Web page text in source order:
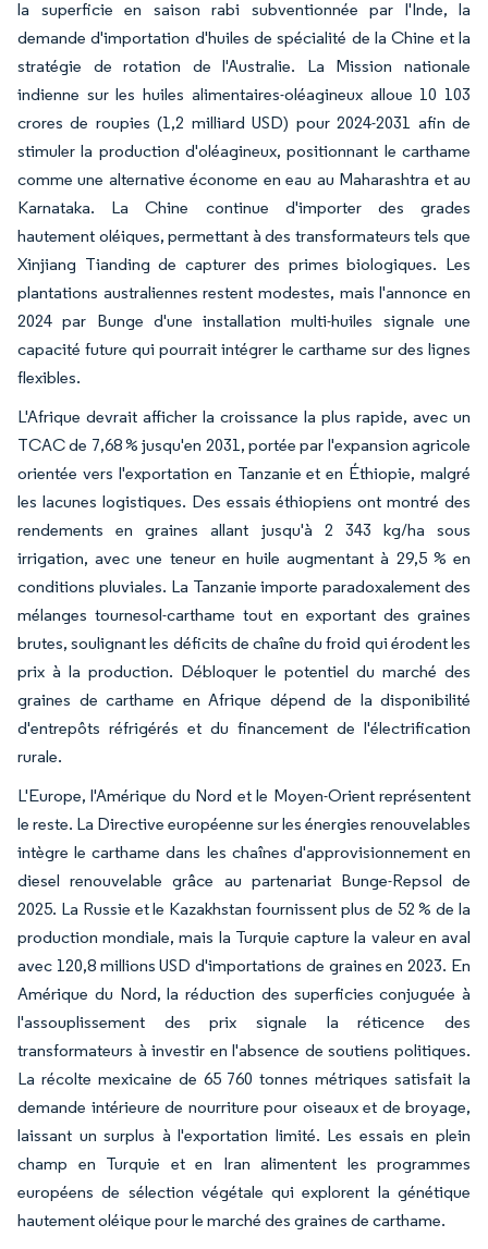
la superficie en saison rabi subventionnée par l'Inde, la
demande d'importation d'huiles de spécialité de la Chine et la
stratégie de rotation de l'Australie. La Mission nationale
indienne sur les huiles alimentaires-oléagineux alloue 10 103
crores de roupies (1,2 milliard USD) pour 2024-2031 afin de
stimuler la production d'oléagineux, positionnant le carthame
comme une alternative économe en eau au Maharashtra et au
Karnataka. La Chine continue d'importer des grades
hautement oléiques, permettant à des transformateurs tels que
Xinjiang Tianding de capturer des primes biologiques. Les
plantations australiennes restent modestes, mais l'annonce en
2024 par Bunge d'une installation multi-huiles signale une
capacité future qui pourrait intégrer le carthame sur des lignes
flexibles.
L'Afrique devrait afficher la croissance la plus rapide, avec un
TCAC de 7,68 % jusqu'en 2031, portée par l'expansion agricole
orientée vers l'exportation en Tanzanie et en Éthiopie, malgré
les lacunes logistiques. Des essais éthiopiens ont montré des
rendements en graines allant jusqu'à 2 343 kg/ha sous
irrigation, avec une teneur en huile augmentant à 29,5 % en
conditions pluviales. La Tanzanie importe paradoxalement des
mélanges tournesol-carthame tout en exportant des graines
brutes, soulignant les déficits de chaîne du froid qui érodent les
prix à la production. Débloquer le potentiel du marché des
graines de carthame en Afrique dépend de la disponibilité
d'entrepôts réfrigérés et du financement de l'électrification
rurale.
L'Europe, l'Amérique du Nord et le Moyen-Orient représentent
le reste. La Directive européenne sur les énergies renouvelables
intègre le carthame dans les chaînes d'approvisionnement en
diesel renouvelable grâce au partenariat Bunge-Repsol de
2025. La Russie et le Kazakhstan fournissent plus de 52 % de la
production mondiale, mais la Turquie capture la valeur en aval
avec 120,8 millions USD d'importations de graines en 2023. En
Amérique du Nord, la réduction des superficies conjuguée à
l'assouplissement des prix signale la réticence des
transformateurs à investir en l'absence de soutiens politiques.
La récolte mexicaine de 65 760 tonnes métriques satisfait la
demande intérieure de nourriture pour oiseaux et de broyage,
laissant un surplus à l'exportation limité. Les essais en plein
champ en Turquie et en Iran alimentent les programmes
européens de sélection végétale qui explorent la génétique
hautement oléique pour le marché des graines de carthame.